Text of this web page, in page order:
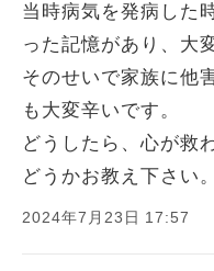
当時病気を発病した
った記憶があり、大
そのせいで家族に他
も大変辛いです。
どうしたら、心が救
どうかお教え下さい。
2024年7月23日 17:57